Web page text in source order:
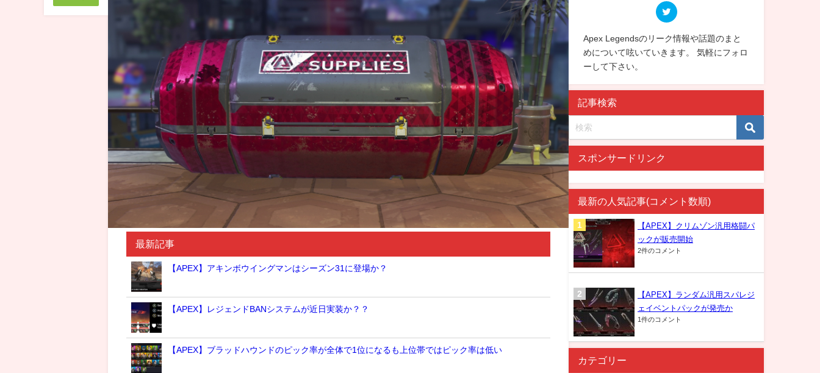
最新記事
【APEX】アキンボウイングマンはシーズン31に登場か？
【APEX】レジェンドBANシステムが近日実装か？？
【APEX】ブラッドハウンドのピック率が全体で1位になるも上位帯ではピック率は低い
Apex Legendsのリーク情報や話題のまと
めについて呟いていきます。 気軽にフォロ
ーして下さい。
記事検索
スポンサードリンク
最新の人気記事(コメント数順)
【APEX】クリムゾン汎用格闘パ
ックが販売開始
2件のコメント
【APEX】ランダム汎用スパレジ
ェイベントパックが発売か
1件のコメント
カテゴリー